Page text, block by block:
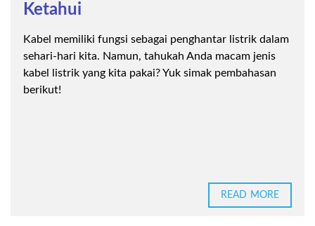
Ketahui
Kabel memiliki fungsi sebagai penghantar listrik dalam
sehari-hari kita. Namun, tahukah Anda macam jenis
kabel listrik yang kita pakai? Yuk simak pembahasan
berikut!
READ MORE